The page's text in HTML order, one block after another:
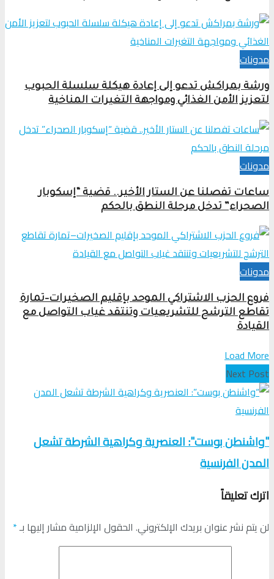
مدونات
ورشة بمراكش تدعو إلى إعادة هيكلة سلسلة الحبوب
لتعزيز الأمن الغذائي ومواجهة التغيرات المناخية
مدونات
ساعات تفصلنا عن الستار الأخير.. قضية “إسكوبار
الصحراء” تدخل مرحلة النطق بالحكم
مدونات
فروع الحزب الاشتراكي الموحد بإقليم الصخيرات–تمارة
تقاطع الترشح للتشريعيات وتنتقد غياب التواصل مع
القيادة
Load More
Next Post
"واشنطن بوست": العنصرية وكراهية الشرطة تشعل
المدن الفرنسية
اترك تعليقاً
لن يتم نشر عنوان بريدك الإلكتروني. الحقول الإلزامية مشار إليها بـ*